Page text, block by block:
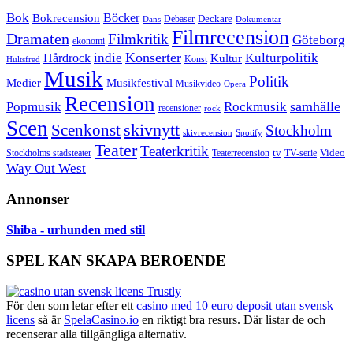
Bok Bokrecension Böcker Dans Debaser Deckare Dokumentär
Dramaten ekonomi Filmkritik Filmrecension Göteborg
Hultsfred Hårdrock indie Konserter Konst Kultur Kulturpolitik
Medier Musik Musikfestival Musikvideo Opera Politik
Popmusik Recension recensioner rock Rockmusik samhälle
Scen Scenkonst skivnytt skivrecension Spotify Stockholm
Stockholms stadsteater TeaterTeaterkritik Teaterrecension tv TV-serie Video
Way Out West
Annonser
Shiba - urhunden med stil
SPEL KAN SKAPA BEROENDE
För den som letar efter ett casino med 10 euro deposit utan svensk
licens så är SpelaCasino.io en riktigt bra resurs. Där listar de och
recenserar alla tillgängliga alternativ.